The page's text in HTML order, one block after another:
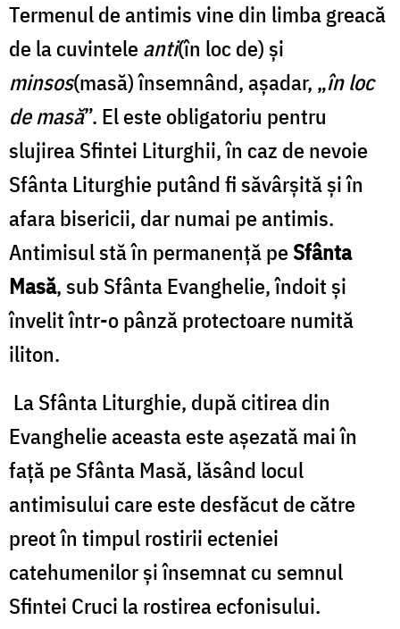
Termenul de antimis vine din limba greacă
de la cuvinteleanti(în loc de) și
minsos(masă) însemnând, așadar, „în loc
de masă”. El este obligatoriu pentru
slujirea Sfintei Liturghii, în caz de nevoie
Sfânta Liturghie putând fi săvârșită și în
afara bisericii, dar numai pe antimis.
Antimisul stă în permanență peSfânta
Masă, sub Sfânta Evanghelie, îndoit și
învelit într-o pânză protectoare numită
iliton.
La Sfânta Liturghie, după citirea din
Evanghelie aceasta este așezată mai în
față pe Sfânta Masă, lăsând locul
antimisului care este desfăcut de către
preot în timpul rostirii ecteniei
catehumenilor și însemnat cu semnul
Sfintei Cruci la rostirea ecfonisului.